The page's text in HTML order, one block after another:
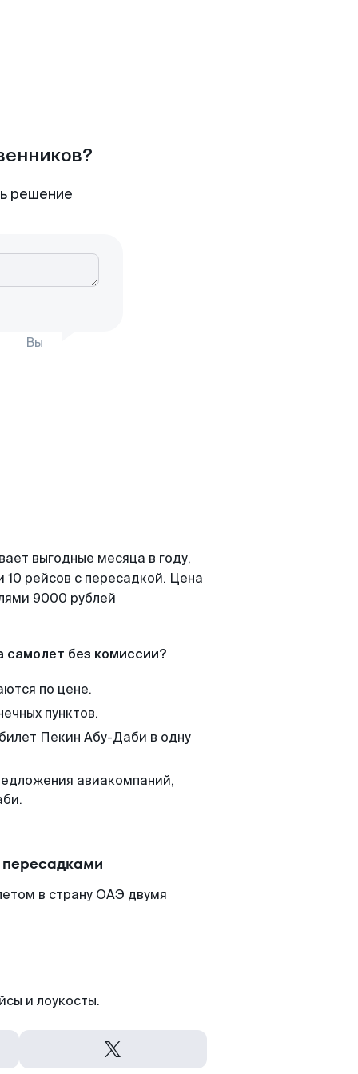
решение
Вы
выгодные месяца в году,
рейсов с пересадкой. Цена
9000 рублей
самолет без комиссии?
по цене.
пунктов.
Пекин Абу-Даби в одну
авиакомпаний,
в страну ОАЭ двумя
и лоукосты.